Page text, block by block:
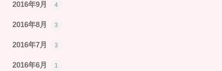
2016年9月 4
2016年8月 3
2016年7月 3
2016年6月 1